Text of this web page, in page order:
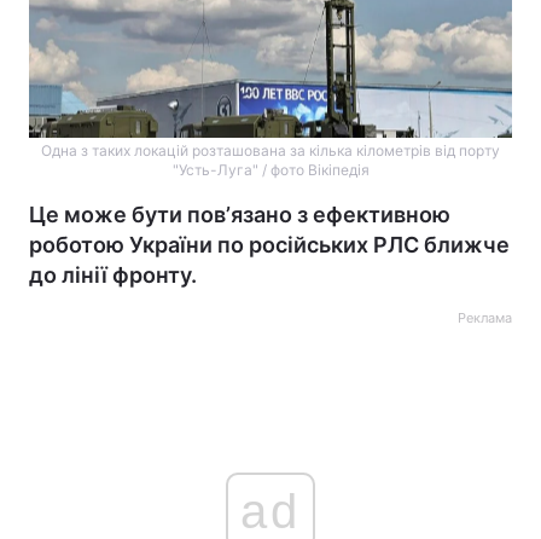
Одна з таких локацій розташована за кілька кілометрів від порту
"Усть-Луга" / фото Вікіпедія
Це може бути повʼязано з ефективною
роботою України по російських РЛС ближче
до лінії фронту.
Реклама
ad